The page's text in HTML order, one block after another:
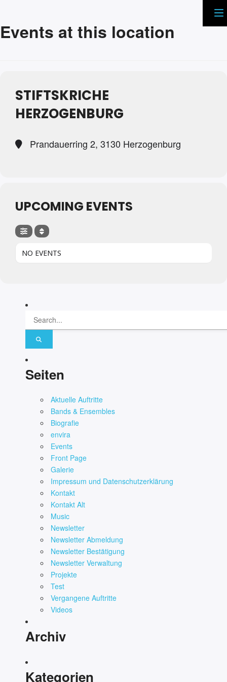
Events at this location
STIFTSKRICHE
HERZOGENBURG
Prandauerring 2, 3130 Herzogenburg
UPCOMING EVENTS
NO EVENTS
Seiten
Aktuelle Auftritte
Bands & Ensembles
Biografie
envira
Events
Front Page
Galerie
Impressum und Datenschutzerklärung
Kontakt
Kontakt Alt
Music
Newsletter
Newsletter Abmeldung
Newsletter Bestätigung
Newsletter Verwaltung
Projekte
Test
Vergangene Auftritte
Videos
Archiv
Kategorien